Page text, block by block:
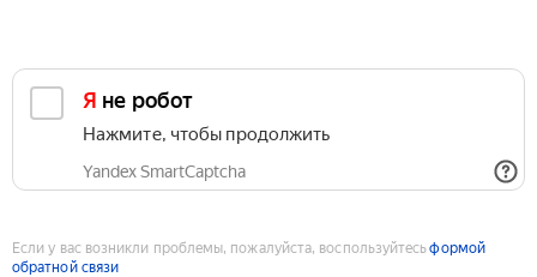
Я не робот
Нажмите, чтобы продолжить
Yandex SmartCaptcha
Если у вас возникли проблемы, пожалуйста, воспользуйтесьформой
обратной связи